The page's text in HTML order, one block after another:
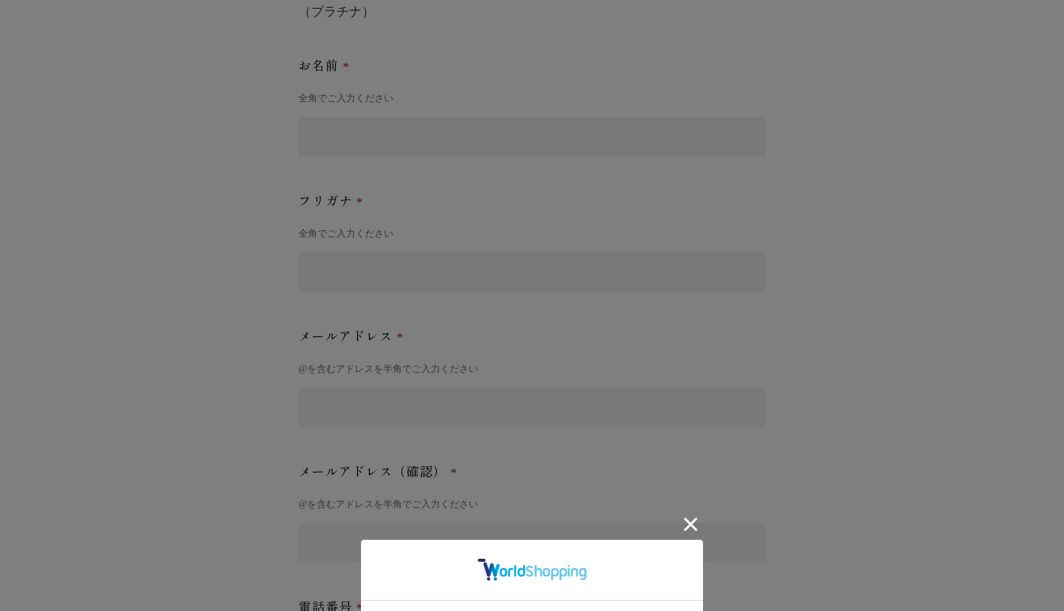
（プラチナ）
お名前
全角でご入力ください
フリガナ
全角でご入力ください
メールアドレス
@を含むアドレスを半角でご入力ください
メールアドレス（確認）
@を含むアドレスを半角でご入力ください
電話番号